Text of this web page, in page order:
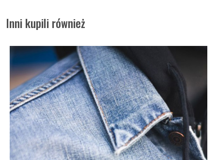
Inni kupili również